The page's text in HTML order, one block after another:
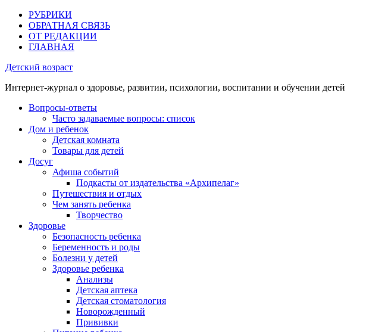
РУБРИКИ
ОБРАТНАЯ СВЯЗЬ
ОТ РЕДАКЦИИ
ГЛАВНАЯ
Детский возраст
Интернет-журнал о здоровье, развитии, психологии, воспитании и обучении детей
Вопросы-ответы
Часто задаваемые вопросы: список
Дом и ребенок
Детская комната
Товары для детей
Досуг
Афиша событий
Подкасты от издательства «Архипелаг»
Путешествия и отдых
Чем занять ребенка
Творчество
Здоровье
Безопасность ребенка
Беременность и роды
Болезни у детей
Здоровье ребенка
Анализы
Детская аптека
Детская стоматология
Новорожденный
Прививки